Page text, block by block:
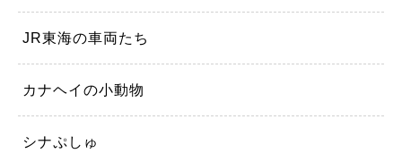
JR東海の車両たち
カナヘイの小動物
シナぷしゅ